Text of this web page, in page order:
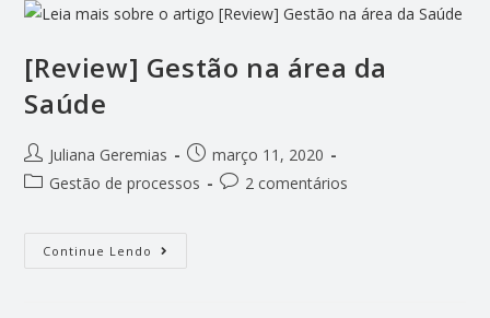
[Review] Gestão na área da
Saúde
Juliana Geremias
março 11, 2020
Gestão de processos
2 comentários
Continue Lendo